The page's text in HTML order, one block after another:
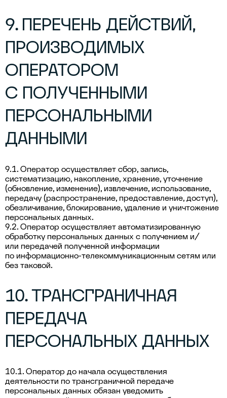
9. ПЕРЕЧЕНЬ ДЕЙСТВИЙ,
ПРОИЗВОДИМЫХ
ОПЕРАТОРОМ
С ПОЛУЧЕННЫМИ
ПЕРСОНАЛЬНЫМИ
ДАННЫМИ
9.1. Оператор осуществляет сбор, запись,
систематизацию, накопление, хранение, уточнение
(обновление, изменение), извлечение, использование,
передачу (распространение, предоставление, доступ),
обезличивание, блокирование, удаление и уничтожение
персональных данных.
9.2. Оператор осуществляет автоматизированную
обработку персональных данных с получением и/
или передачей полученной информации
по информационно-телекоммуникационным сетям или
без таковой.
10. ТРАНСГРАНИЧНАЯ
ПЕРЕДАЧА
ПЕРСОНАЛЬНЫХ ДАННЫХ
10.1. Оператор до начала осуществления
деятельности по трансграничной передаче
персональных данных обязан уведомить